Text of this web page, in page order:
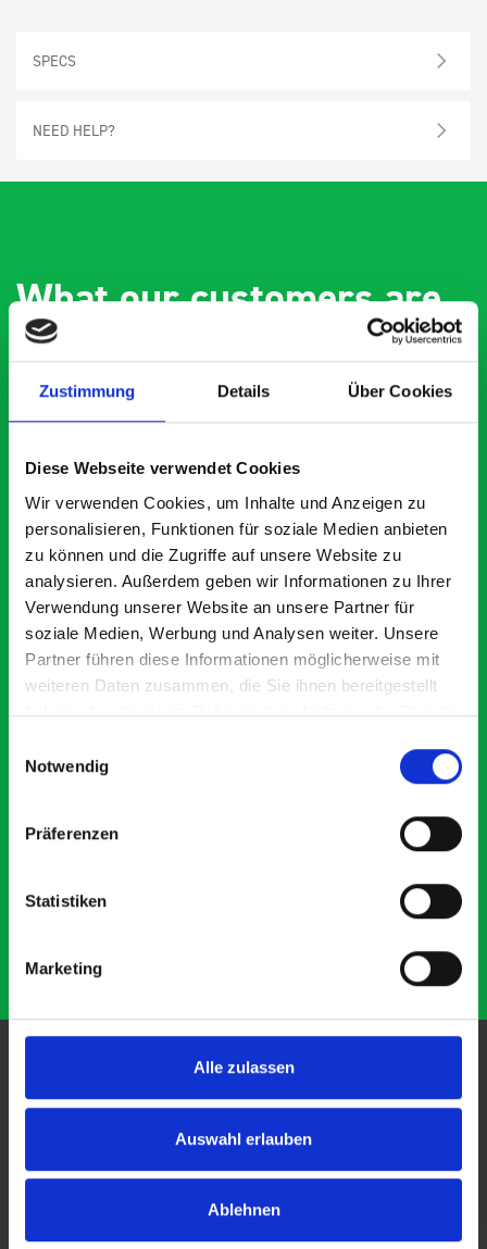
Zustimmung Details Über Cookies
Diese Webseite verwendet Cookies
Wir verwenden Cookies, um Inhalte und Anzeigen zu
personalisieren, Funktionen für soziale Medien anbieten
zu können und die Zugriffe auf unsere Website zu
analysieren. Außerdem geben wir Informationen zu Ihrer
Verwendung unserer Website an unsere Partner für
soziale Medien, Werbung und Analysen weiter. Unsere
Partner führen diese Informationen möglicherweise mit
weiteren Daten zusammen, die Sie ihnen bereitgestellt
haben oder die sie im Rahmen Ihrer Nutzung der Dienste
Notwendig
Präferenzen
Statistiken
Marketing
Alle zulassen
Auswahl erlauben
Ablehnen
SPECS
NEED HELP?
What our customers are
saying about bott
Smartvan
Exceptional
5 OUT OF 5
Good overall experience
I’m pleased with the product and the prompt dispatch and
for what it is but it has helped with the van cabin
SB Steven Button
FAQs
FAQspage, orget in touch.